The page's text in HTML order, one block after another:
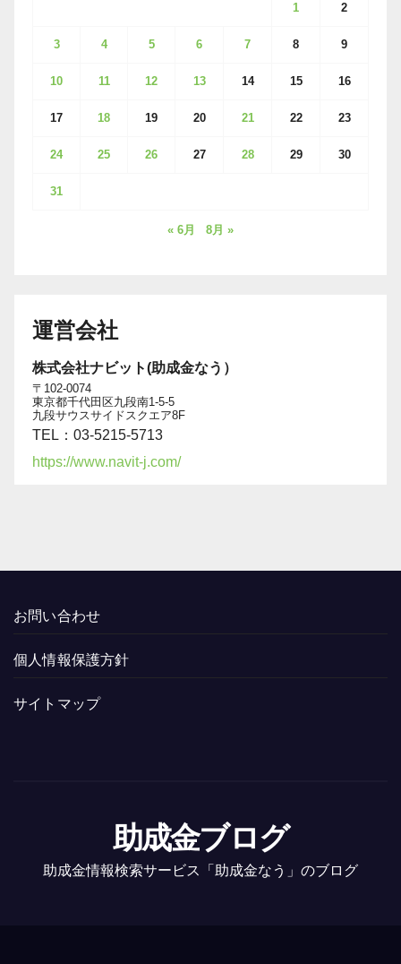
1 2
3 4 5 6 7 8 9
10 11 12 13 14 15 16
17 18 19 20 21 22 23
24 25 26 27 28 29 30
31
« 6月 8月 »
運営会社
株式会社ナビット(助成金なう）
〒102-0074
東京都千代田区九段南1-5-5
九段サウスサイドスクエア8F
TEL：03-5215-5713
https://www.navit-j.com/
お問い合わせ
個人情報保護方針
サイトマップ
助成金ブログ
助成金情報検索サービス「助成金なう」のブログ